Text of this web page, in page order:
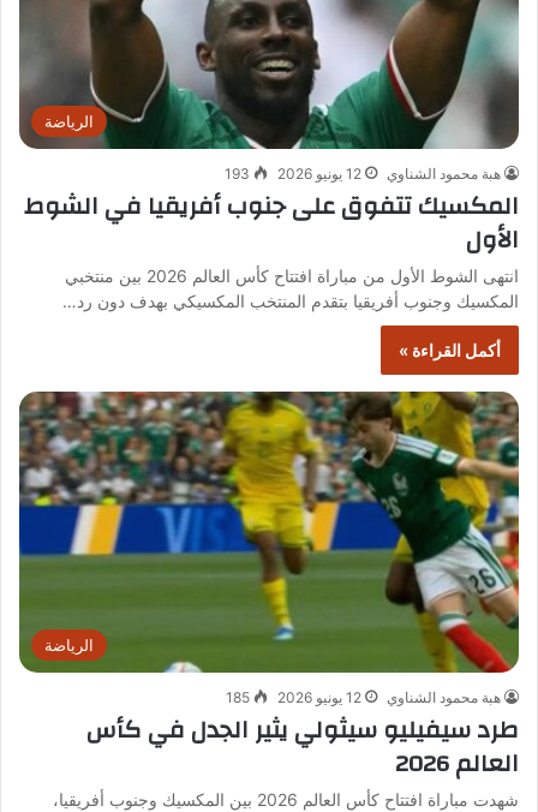
الرياضة
هبة محمود الشناوي 12 يونيو 2026 193
المكسيك تتفوق على جنوب أفريقيا في الشوط
الأول
انتهى الشوط الأول من مباراة افتتاح كأس العالم 2026 بين منتخبي
المكسيك وجنوب أفريقيا بتقدم المنتخب المكسيكي بهدف دون رد…
أكمل القراءة »
الرياضة
هبة محمود الشناوي 12 يونيو 2026 185
طرد سيفيليو سيثولي يثير الجدل في كأس
العالم 2026
شهدت مباراة افتتاح كأس العالم 2026 بين المكسيك وجنوب أفريقيا،